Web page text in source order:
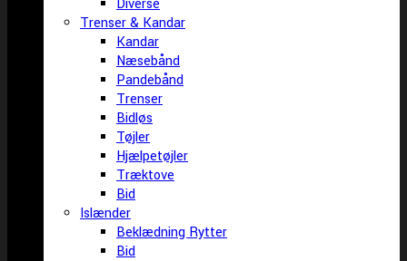
Diverse
Trenser & Kandar
Kandar
Næsebånd
Pandebånd
Trenser
Bidløs
Tøjler
Hjælpetøjler
Træktove
Bid
Islænder
Beklædning Rytter
Bid